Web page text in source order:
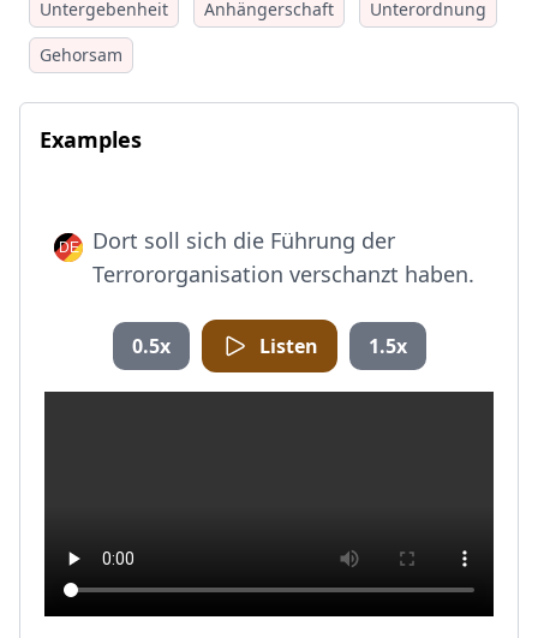
Untergebenheit Anhängerschaft
Unterordnung
Gehorsam
Examples
Dort soll sich die Führung der
Terrororganisation verschanzt haben.
0.5x Listen 1.5x